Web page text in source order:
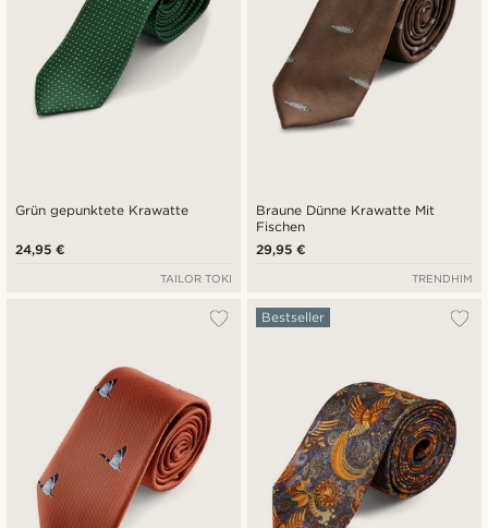
Grün gepunktete Krawatte
24,95 €
TAILOR TOKI
Braune Dünne Krawatte Mit
Fischen
29,95 €
TRENDHIM
Bestseller